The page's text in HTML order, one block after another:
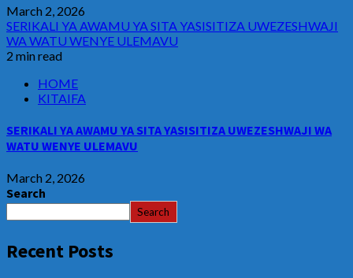
March 2, 2026
SERIKALI YA AWAMU YA SITA YASISITIZA UWEZESHWAJI
WA WATU WENYE ULEMAVU
2 min read
HOME
KITAIFA
SERIKALI YA AWAMU YA SITA YASISITIZA UWEZESHWAJI WA
WATU WENYE ULEMAVU
March 2, 2026
Search
Search
Recent Posts